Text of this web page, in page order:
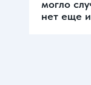
могло
нет еще